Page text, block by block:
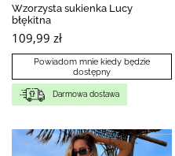
Wzorzysta sukienka Lucy
błękitna
109,99 zł
Powiadom mnie kiedy będzie
dostępny
Darmowa dostawa